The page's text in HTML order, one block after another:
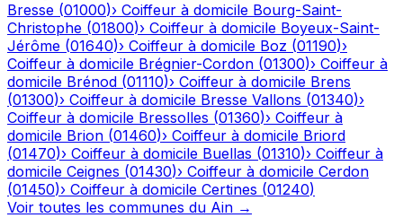
Bresse (01000)› Coiffeur à domicile Bourg-Saint-
Christophe (01800)› Coiffeur à domicile Boyeux-Saint-
Jérôme (01640)› Coiffeur à domicile Boz (01190)›
Coiffeur à domicile Brégnier-Cordon (01300)› Coiffeur à
domicile Brénod (01110)› Coiffeur à domicile Brens
(01300)› Coiffeur à domicile Bresse Vallons (01340)›
Coiffeur à domicile Bressolles (01360)› Coiffeur à
domicile Brion (01460)› Coiffeur à domicile Briord
(01470)› Coiffeur à domicile Buellas (01310)› Coiffeur à
domicile Ceignes (01430)› Coiffeur à domicile Cerdon
(01450)› Coiffeur à domicile Certines (01240)
Voir toutes les communes du Ain →